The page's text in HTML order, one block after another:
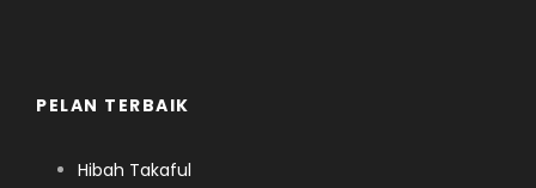
PELAN TERBAIK
Hibah Takaful